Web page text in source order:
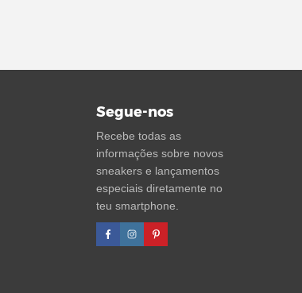
Segue-nos
Recebe todas as
informações sobre novos
sneakers e lançamentos
especiais diretamente no
teu smartphone.